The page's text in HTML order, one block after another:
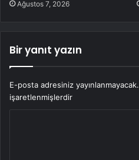
Ağustos 7, 2026
Bir yanıt yazın
E-posta adresiniz yayınlanmayacak.
işaretlenmişlerdir